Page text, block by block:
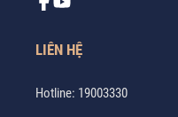
LIÊN HỆ
Hotline: 19003330